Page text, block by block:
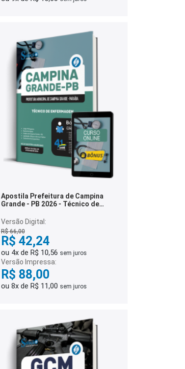
Apostila Prefeitura de Campina
Grande - PB 2026 - Técnico de
Versão Digital:
R$ 66,00
R$ 42,24
ou 4x de R$ 10,56 sem juros
Versão Impressa:
R$ 88,00
ou 8x de R$ 11,00 sem juros